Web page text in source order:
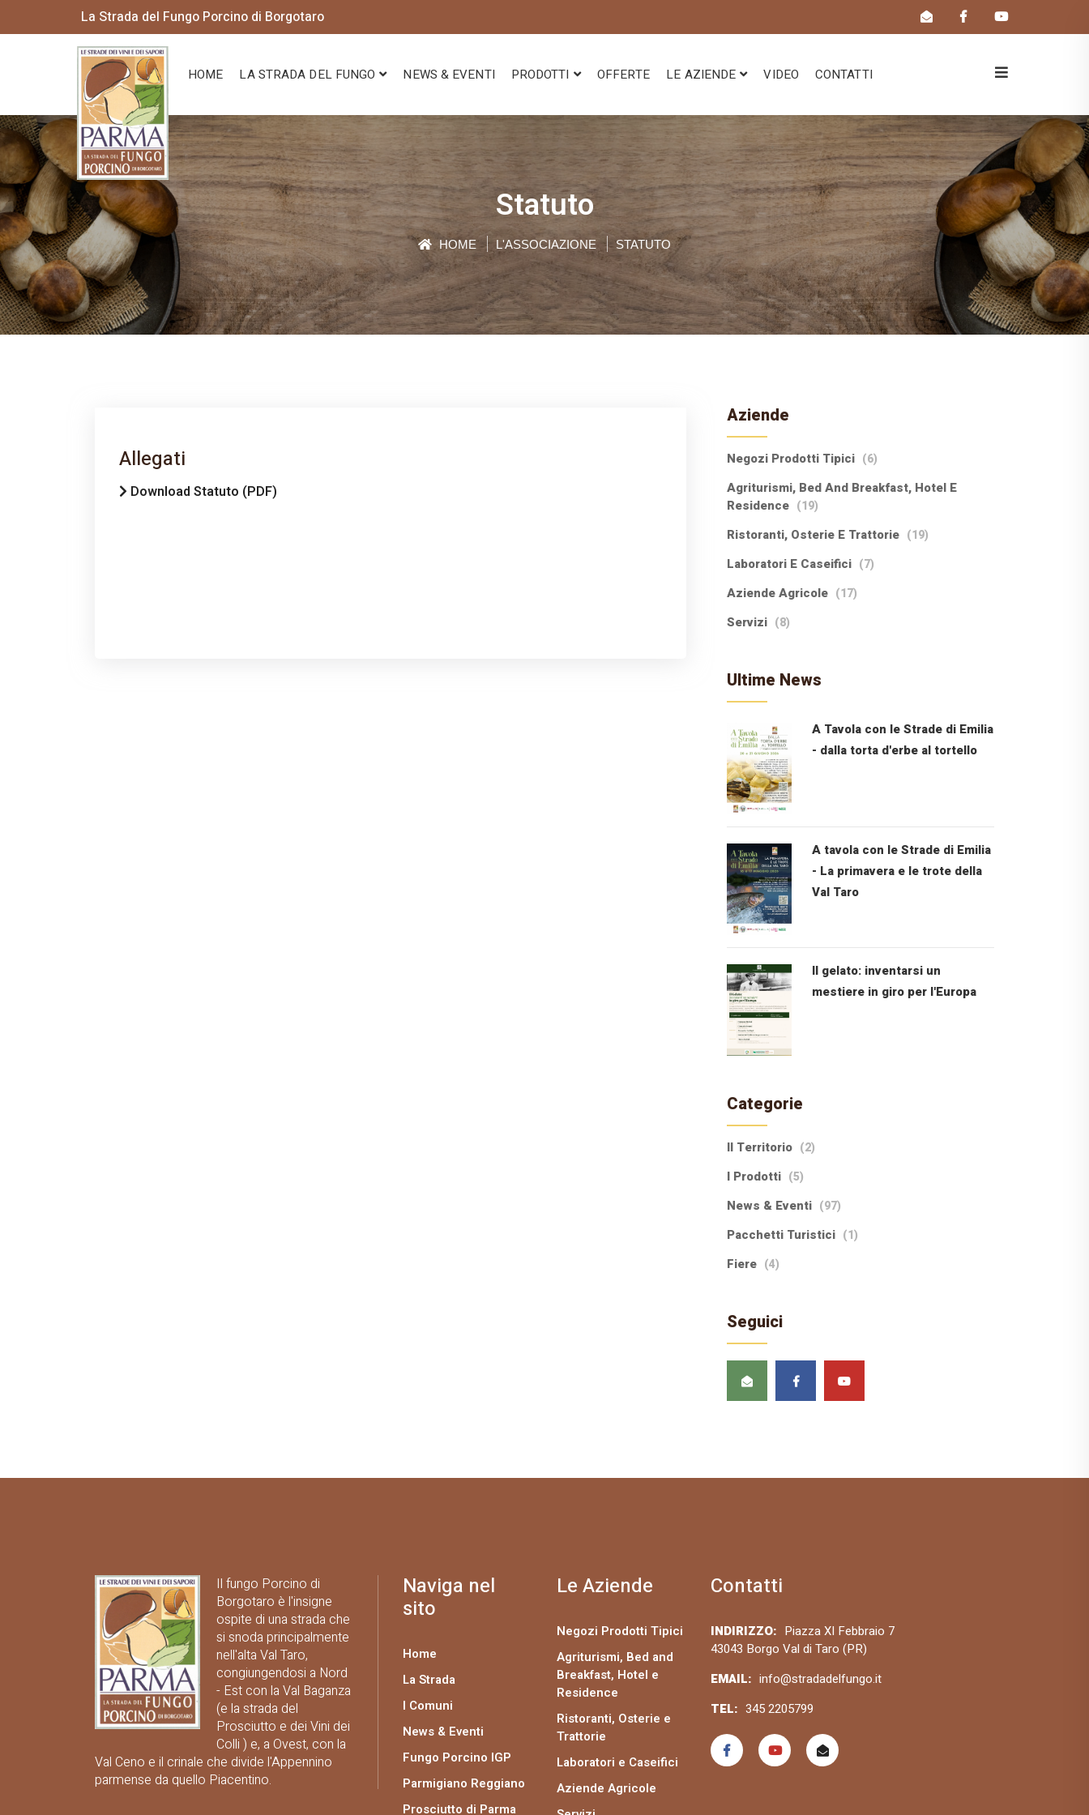
La Strada del Fungo Porcino di Borgotaro
HOME LA STRADA DEL FUNGO NEWS & EVENTI PRODOTTI OFFERTE LE AZIENDE VIDEO CONTATTI
Statuto
HOME L'ASSOCIAZIONE STATUTO
Allegati
Download Statuto (PDF)
Aziende
Negozi Prodotti Tipici (6)
Agriturismi, Bed And Breakfast, Hotel E
Residence (19)
Ristoranti, Osterie E Trattorie (19)
Laboratori E Caseifici (7)
Aziende Agricole (17)
Servizi (8)
Ultime News
A Tavola con le Strade di Emilia
- dalla torta d'erbe al tortello
A tavola con le Strade di Emilia
- La primavera e le trote della
Val Taro
Il gelato: inventarsi un
mestiere in giro per l'Europa
Categorie
Il Territorio (2)
I Prodotti (5)
News & Eventi (97)
Pacchetti Turistici (1)
Fiere (4)
Seguici
Il fungo Porcino di
Borgotaro è l'insigne
ospite di una strada che
si snoda principalmente
nell'alta Val Taro,
congiungendosi a Nord
- Est con la Val Baganza
(e la strada del
Prosciutto e dei Vini dei
Colli ) e, a Ovest, con la
Val Ceno e il crinale che divide l'Appennino
parmense da quello Piacentino.
Naviga nel
sito
Home
La Strada
I Comuni
News & Eventi
Fungo Porcino IGP
Parmigiano Reggiano
Prosciutto di Parma
Le Aziende
Negozi Prodotti Tipici
Agriturismi, Bed and
Breakfast, Hotel e
Residence
Ristoranti, Osterie e
Trattorie
Laboratori e Caseifici
Aziende Agricole
Contatti
INDIRIZZO: Piazza XI Febbraio 7
43043 Borgo Val di Taro (PR)
EMAIL: info@stradadelfungo.it
TEL: 345 2205799